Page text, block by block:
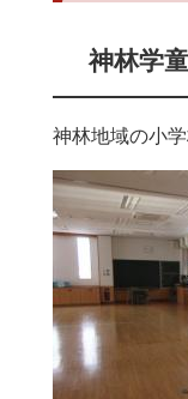
神林学
神林地域の小